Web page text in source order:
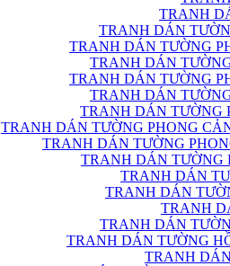
TRANH
TRANH DÁN
TRANH DÁN TƯỜNG
TRANH DÁN
TRANH DÁN TƯỜNG
TRANH DÁN
TRANH DÁN TƯỜNG
TRANH DÁN TƯỜNG PHONG
TRANH DÁN TƯỜNG
TRANH DÁN TƯỜNG
TRANH DÁN
TRANH DÁN
TRANH
TRANH DÁN
TRANH DÁN TƯỜNG
TRANH